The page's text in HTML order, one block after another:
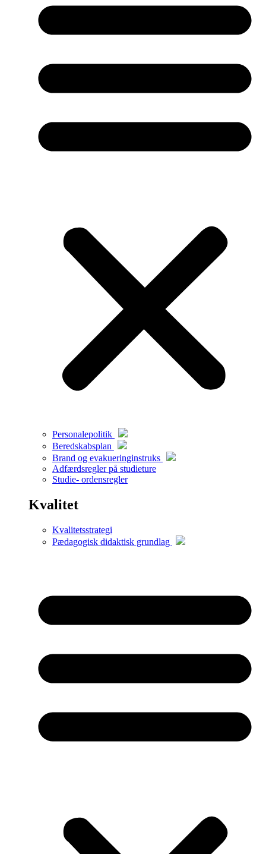
Personalepolitik
Beredskabsplan
Brand og evakueringinstruks
Adfærdsregler på studieture
Studie- ordensregler
Kvalitet
Kvalitetsstrategi
Pædagogisk didaktisk grundlag